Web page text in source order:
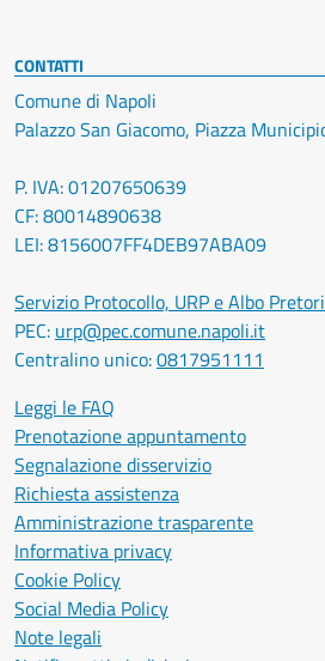
CONTATTI
Comune di Napoli
Palazzo San Giacomo, Piazza
P. IVA: 01207650639
CF: 80014890638
LEI: 8156007FF4DEB97ABA09
Servizio Protocollo, URP e Albo
PEC: urp@pec.comune.napoli.it
Centralino unico:0817951111
Leggi le FAQ
Prenotazione appuntamento
Segnalazione disservizio
Richiesta assistenza
Amministrazione trasparente
Informativa privacy
Cookie Policy
Social Media Policy
Note legali